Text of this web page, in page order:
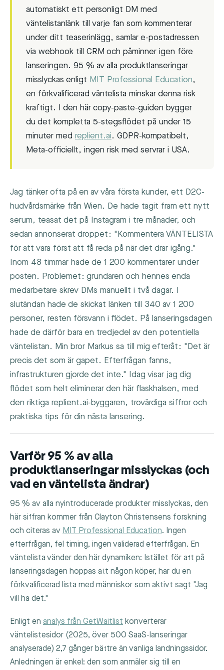
automatiskt ett personligt DM med
väntelistanlänk till varje fan som kommenterar
under ditt teaserinlägg, samlar e-postadressen
via webhook till CRM och påminner igen före
lanseringen. 95 % av alla produktlanseringar
misslyckas enligt MIT Professional Education,
en förkvalificerad väntelista minskar denna risk
kraftigt. I den här copy-paste-guiden bygger
du det kompletta 5-stegsflödet på under 15
minuter med replient.ai. GDPR-kompatibelt,
Meta-officiellt, ingen risk med servrar i USA.
Jag tänker ofta på en av våra första kunder, ett D2C-
hudvårdsmärke från Wien. De hade tagit fram ett nytt
serum, teasat det på Instagram i tre månader, och
sedan annonserat droppet: "Kommentera VÄNTELISTA
för att vara först att få reda på när det drar igång."
Inom 48 timmar hade de 1 200 kommentarer under
posten. Problemet: grundaren och hennes enda
medarbetare skrev DMs manuellt i två dagar. I
slutändan hade de skickat länken till 340 av 1 200
personer, resten försvann i flödet. På lanseringsdagen
hade de därför bara en tredjedel av den potentiella
väntelistan. Min bror Markus sa till mig efteråt: "Det är
precis det som är gapet. Efterfrågan fanns,
infrastrukturen gjorde det inte." Idag visar jag dig
flödet som helt eliminerar den här flaskhalsen, med
den riktiga replient.ai-byggaren, trovärdiga siffror och
praktiska tips för din nästa lansering.
Varför 95 % av alla
produktlanseringar misslyckas (och
vad en väntelista ändrar)
95 % av alla nyintroducerade produkter misslyckas, den
här siffran kommer från Clayton Christensens forskning
och citeras av MIT Professional Education. Ingen
efterfrågan, fel timing, ingen validerad efterfrågan. En
väntelista vänder den här dynamiken: Istället för att på
lanseringsdagen hoppas att någon köper, har du en
förkvalificerad lista med människor som aktivt sagt "Jag
vill ha det."
Enligt en analys från GetWaitlist konverterar
väntelistesidor (2025, över 500 SaaS-lanseringar
analyserade) 2,7 gånger bättre än vanliga landningssidor.
Anledningen är enkel: den som anmäler sig till en